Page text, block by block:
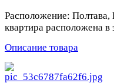
Расположение:
квартира расположена в
Описание товара